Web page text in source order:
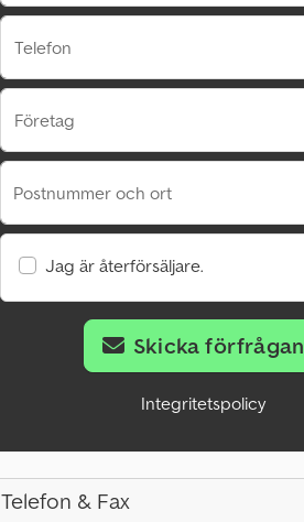
Telefon
Företag
Postnummer och ort
Jag är återförsäljare.
Skicka förfrågan
Integritetspolicy
Telefon & Fax